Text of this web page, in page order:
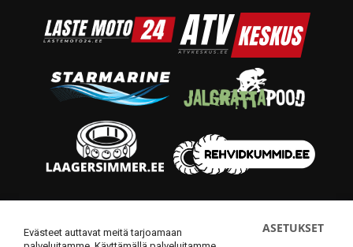
Evästeet auttavat meitä tarjoamaan
ASETUKSET